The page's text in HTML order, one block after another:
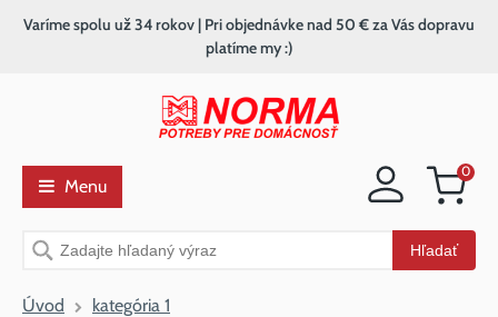
Nákupný
0
Vyhľadávanie Hľadať
Varíme spolu už 34 rokov | Pri objednávke nad 50 € za Vás dopravu
platíme my :)
Menu
Úvod kategória 1